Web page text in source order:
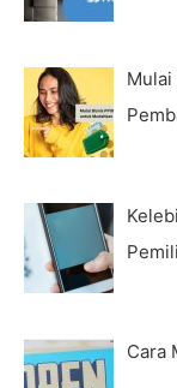
Mulai
Cara